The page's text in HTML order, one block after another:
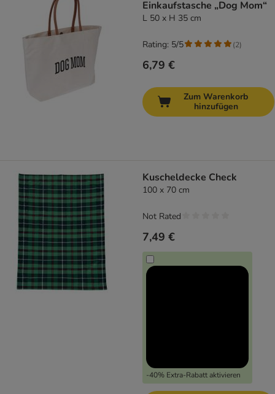
Einkaufstasche „Dog Mom“
L 50 x H 35 cm
6,79 €
Rating: 5/5 (2)
Zum Warenkorb
hinzufügen
Kuscheldecke Check
100 x 70 cm
7,49 €
-40% Extra-Rabatt aktivieren
Not Rated